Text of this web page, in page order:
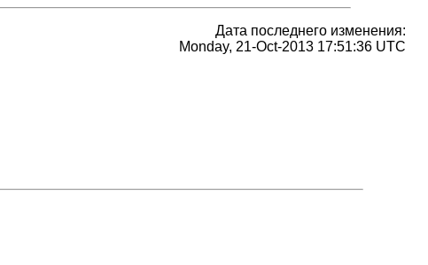
Дата последнего изменения:
Monday, 21-Oct-2013 17:51:36 UTC